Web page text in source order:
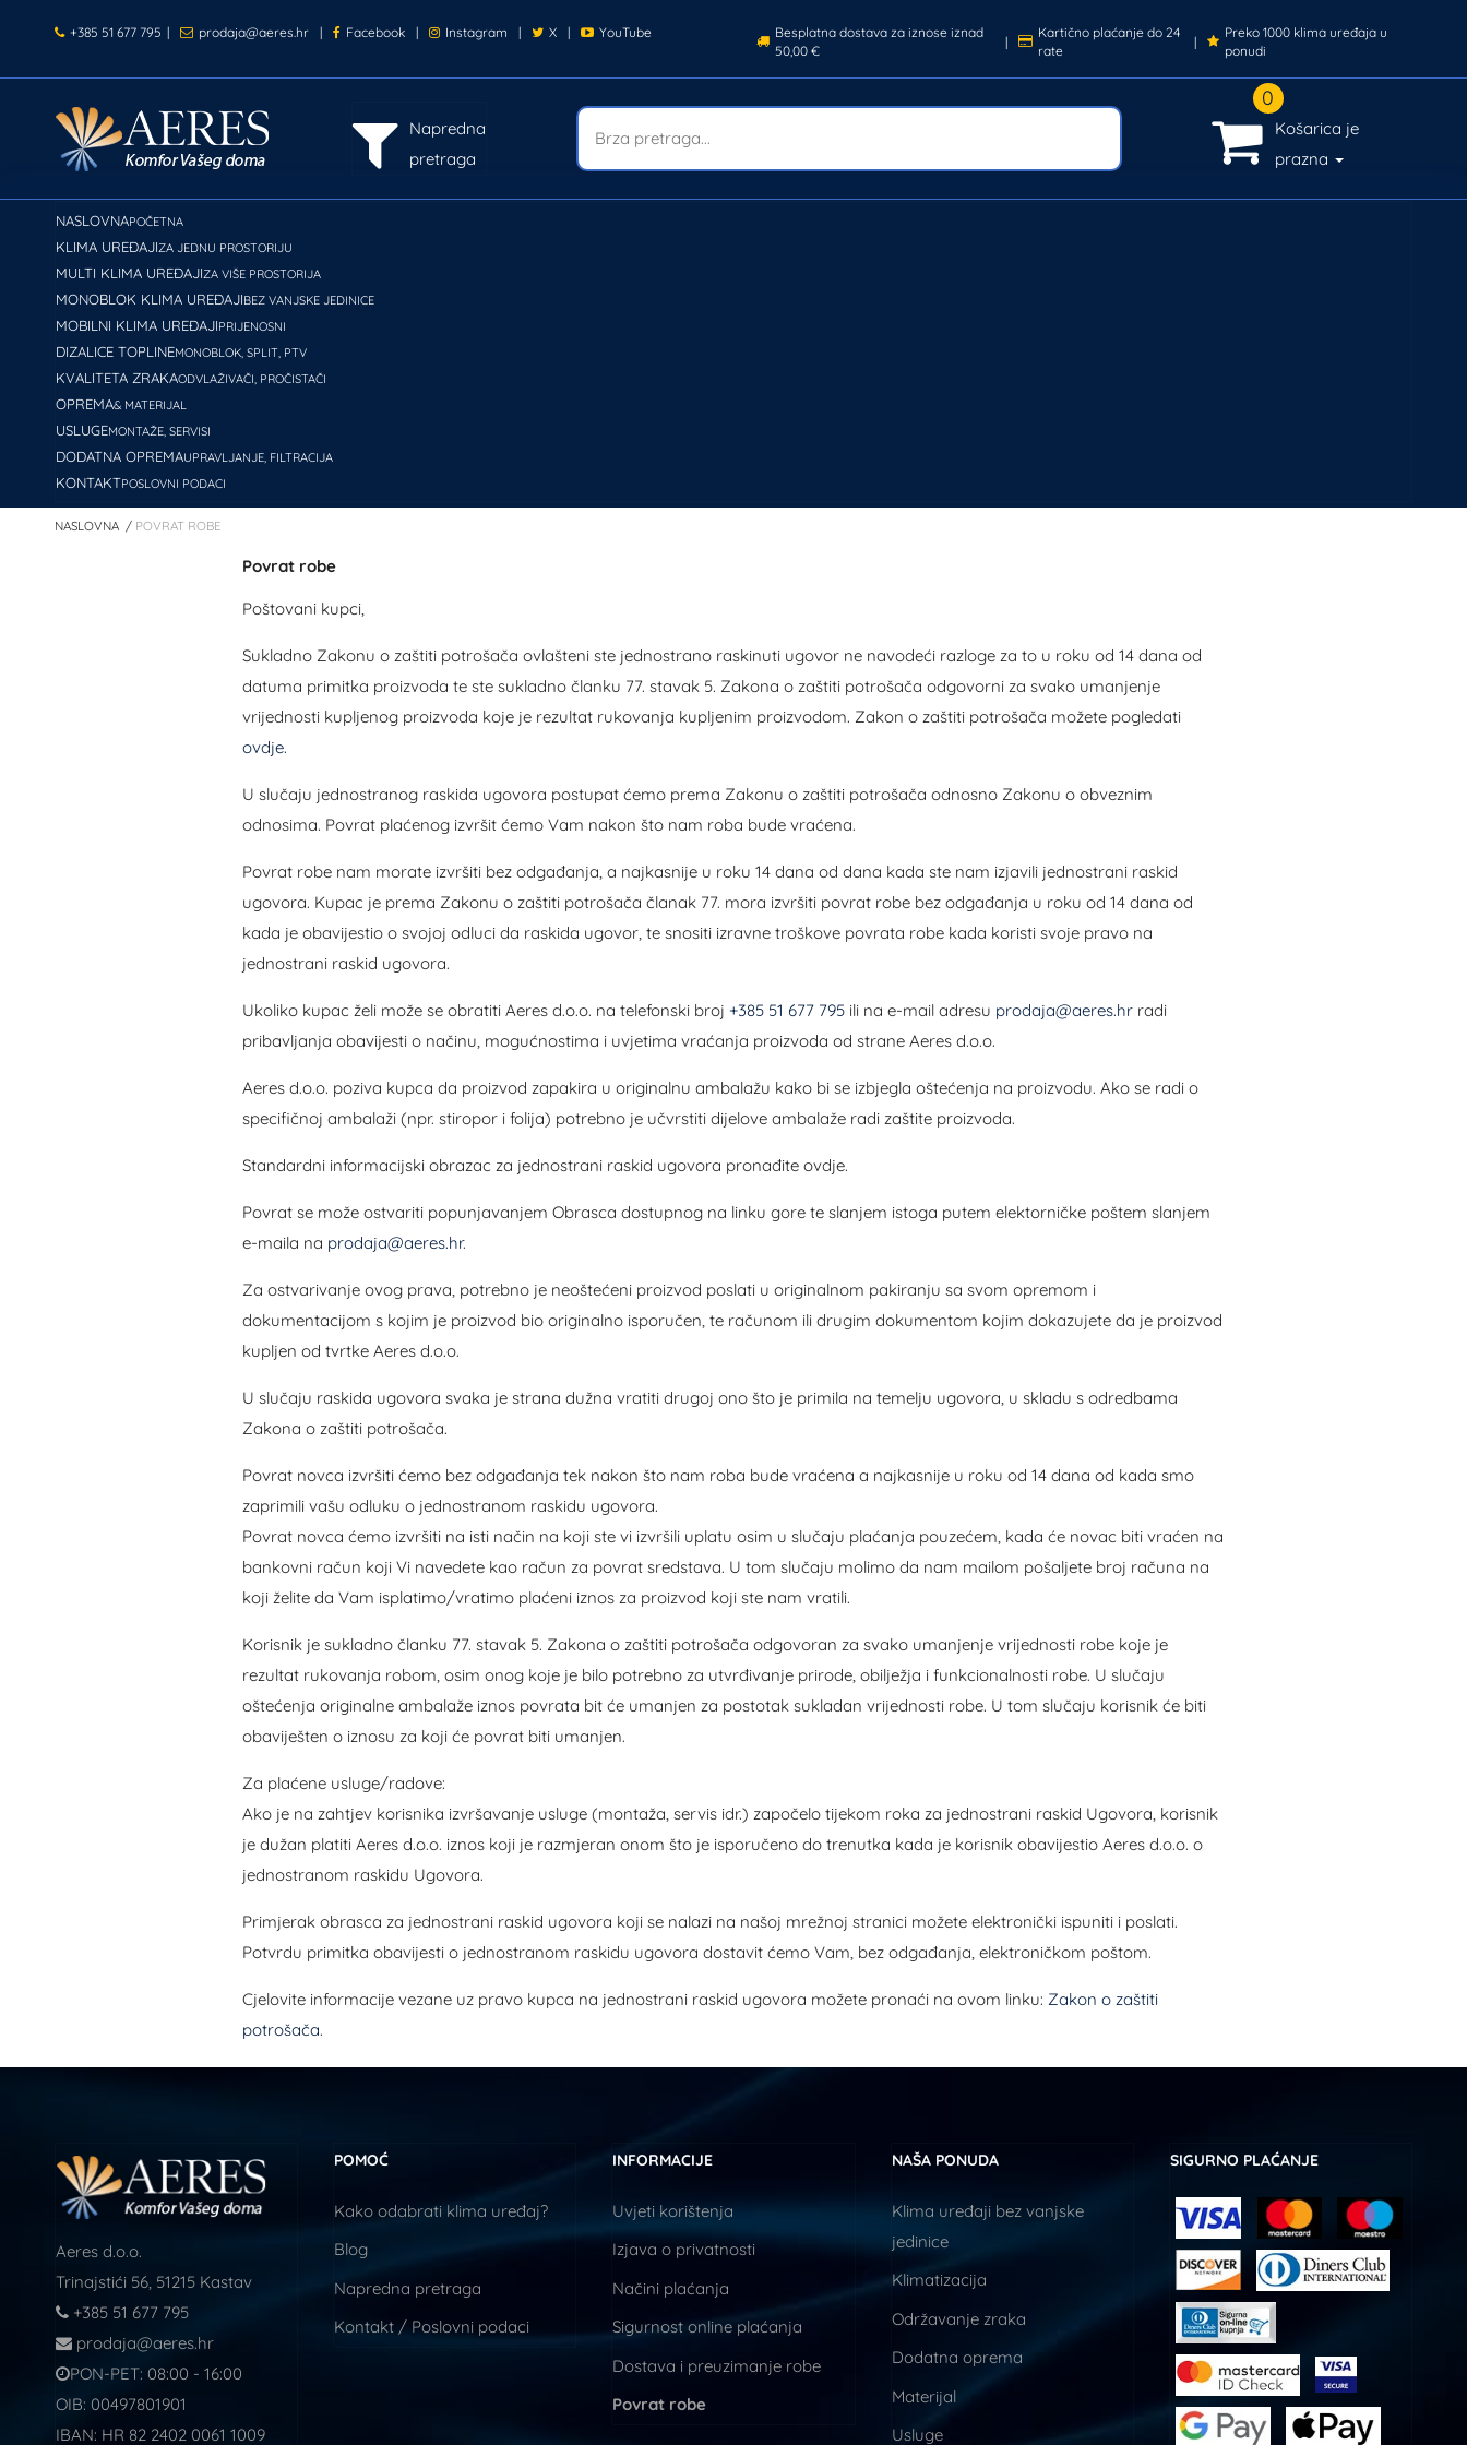
+385 51 677 795 | prodaja@aeres.hr | Facebook | Instagram | X | YouTube
Besplatna dostava za iznose iznad
50,00 €
|
Kartično plaćanje do 24
rate
|
Preko 1000 klima uređaja u
ponudi
Napredna
pretraga
0
Košarica je
prazna
NASLOVNAPOČETNA
KLIMA UREĐAJIZA JEDNU PROSTORIJU
MULTI KLIMA UREĐAJIZA VIŠE PROSTORIJA
MONOBLOK KLIMA UREĐAJIBEZ VANJSKE JEDINICE
MOBILNI KLIMA UREĐAJIPRIJENOSNI
DIZALICE TOPLINEMONOBLOK, SPLIT, PTV
KVALITETA ZRAKAODVLAŽIVAČI, PROČISTAČI
OPREMA& MATERIJAL
USLUGEMONTAŽE, SERVISI
DODATNA OPREMAUPRAVLJANJE, FILTRACIJA
KONTAKTPOSLOVNI PODACI
NASLOVNA POVRAT ROBE
Povrat robe
Poštovani kupci,
Sukladno Zakonu o zaštiti potrošača ovlašteni ste jednostrano raskinuti ugovor ne navodeći razloge za to u roku od 14 dana od
datuma primitka proizvoda te ste sukladno članku 77. stavak 5. Zakona o zaštiti potrošača odgovorni za svako umanjenje
vrijednosti kupljenog proizvoda koje je rezultat rukovanja kupljenim proizvodom. Zakon o zaštiti potrošača možete pogledati
ovdje.
U slučaju jednostranog raskida ugovora postupat ćemo prema Zakonu o zaštiti potrošača odnosno Zakonu o obveznim
odnosima. Povrat plaćenog izvršit ćemo Vam nakon što nam roba bude vraćena.
Povrat robe nam morate izvršiti bez odgađanja, a najkasnije u roku 14 dana od dana kada ste nam izjavili jednostrani raskid
ugovora. Kupac je prema Zakonu o zaštiti potrošača članak 77. mora izvršiti povrat robe bez odgađanja u roku od 14 dana od
kada je obavijestio o svojoj odluci da raskida ugovor, te snositi izravne troškove povrata robe kada koristi svoje pravo na
jednostrani raskid ugovora.
Ukoliko kupac želi može se obratiti Aeres d.o.o. na telefonski broj +385 51 677 795ili na e-mail adresu prodaja@aeres.hrradi
pribavljanja obavijesti o načinu, mogućnostima i uvjetima vraćanja proizvoda od strane Aeres d.o.o.
Aeres d.o.o. poziva kupca da proizvod zapakira u originalnu ambalažu kako bi se izbjegla oštećenja na proizvodu. Ako se radi o
specifičnoj ambalaži (npr. stiropor i folija) potrebno je učvrstiti dijelove ambalaže radi zaštite proizvoda.
Standardni informacijski obrazac za jednostrani raskid ugovora pronađite ovdje.
Povrat se može ostvariti popunjavanjem Obrasca dostupnog na linku gore te slanjem istoga putem elektorničke poštem slanjem
e-maila na prodaja@aeres.hr.
Za ostvarivanje ovog prava, potrebno je neoštećeni proizvod poslati u originalnom pakiranju sa svom opremom i
dokumentacijom s kojim je proizvod bio originalno isporučen, te računom ili drugim dokumentom kojim dokazujete da je proizvod
kupljen od tvrtke Aeres d.o.o.
U slučaju raskida ugovora svaka je strana dužna vratiti drugoj ono što je primila na temelju ugovora, u skladu s odredbama
Zakona o zaštiti potrošača.
Povrat novca izvršiti ćemo bez odgađanja tek nakon što nam roba bude vraćena a najkasnije u roku od 14 dana od kada smo
zaprimili vašu odluku o jednostranom raskidu ugovora.
Povrat novca ćemo izvršiti na isti način na koji ste vi izvršili uplatu osim u slučaju plaćanja pouzećem, kada će novac biti vraćen na
bankovni račun koji Vi navedete kao račun za povrat sredstava. U tom slučaju molimo da nam mailom pošaljete broj računa na
koji želite da Vam isplatimo/vratimo plaćeni iznos za proizvod koji ste nam vratili.
Korisnik je sukladno članku 77. stavak 5. Zakona o zaštiti potrošača odgovoran za svako umanjenje vrijednosti robe koje je
rezultat rukovanja robom, osim onog koje je bilo potrebno za utvrđivanje prirode, obilježja i funkcionalnosti robe. U slučaju
oštećenja originalne ambalaže iznos povrata bit će umanjen za postotak sukladan vrijednosti robe. U tom slučaju korisnik će biti
obaviješten o iznosu za koji će povrat biti umanjen.
Za plaćene usluge/radove:
Ako je na zahtjev korisnika izvršavanje usluge (montaža, servis idr.) započelo tijekom roka za jednostrani raskid Ugovora, korisnik
je dužan platiti Aeres d.o.o. iznos koji je razmjeran onom što je isporučeno do trenutka kada je korisnik obavijestio Aeres d.o.o. o
jednostranom raskidu Ugovora.
Primjerak obrasca za jednostrani raskid ugovora koji se nalazi na našoj mrežnoj stranici možete elektronički ispuniti i poslati.
Potvrdu primitka obavijesti o jednostranom raskidu ugovora dostavit ćemo Vam, bez odgađanja, elektroničkom poštom.
Cjelovite informacije vezane uz pravo kupca na jednostrani raskid ugovora možete pronaći na ovom linku: Zakon o zaštiti
potrošača.
Aeres d.o.o.
Trinajstići 56, 51215 Kastav
+385 51 677 795
prodaja@aeres.hr
PON-PET: 08:00 - 16:00
OIB: 00497801901
IBAN: HR 82 2402 0061 1009
POMOĆ
Kako odabrati klima uređaj?
Blog
Napredna pretraga
Kontakt / Poslovni podaci
INFORMACIJE
Uvjeti korištenja
Izjava o privatnosti
Načini plaćanja
Sigurnost online plaćanja
Dostava i preuzimanje robe
Povrat robe
NAŠA PONUDA
Klima uređaji bez vanjske
jedinice
Klimatizacija
Održavanje zraka
Dodatna oprema
Materijal
Usluge
SIGURNO PLAĆANJE